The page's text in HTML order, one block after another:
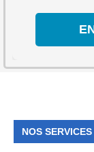
NOS